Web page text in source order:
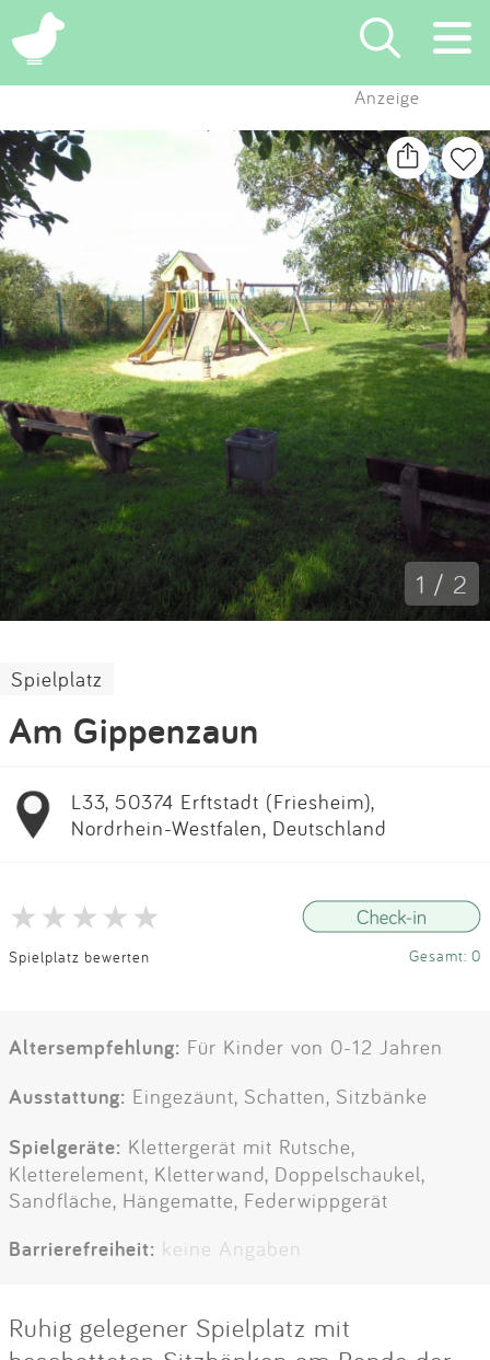
×
Suchen
Eintragen
Blog
Partner
Kontakt
Impressum
Anmelden
Anzeige
1 / 2
Spielplatz
Am Gippenzaun
L33, 50374 Erftstadt (Friesheim),
Nordrhein-Westfalen, Deutschland
Spielplatz bewerten Gesamt: 0
Altersempfehlung: Für Kinder von 0-12 Jahren
Ausstattung: Eingezäunt, Schatten, Sitzbänke
Spielgeräte: Klettergerät mit Rutsche,
Kletterelement, Kletterwand, Doppelschaukel,
Sandfläche, Hängematte, Federwippgerät
Barrierefreiheit: keine Angaben
Ruhig gelegener Spielplatz mit